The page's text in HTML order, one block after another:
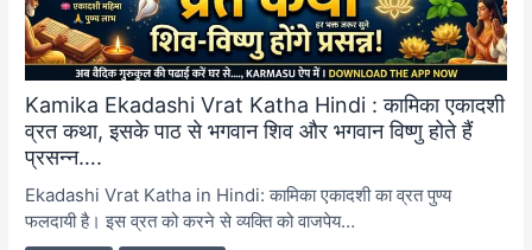
Kamika Ekadashi Vrat Katha Hindi : कामिका एकादशी
व्रत कथा, इसके पाठ से भगवान शिव और भगवान विष्णु होते हैं
प्रसन्न….
Ekadashi Vrat Katha in Hindi: कामिका एकादशी का व्रत पुण्य
फलदायी है। इस व्रत को करने से व्यक्ति को वाजपेय…